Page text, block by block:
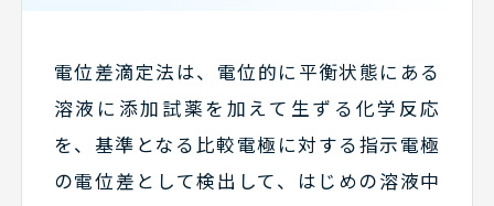
電位差滴定法は、電位的に平衡状態にある
溶液に添加試薬を加えて生ずる化学反応
を、基準となる比較電極に対する指示電極
の電位差として検出して、はじめの溶液中